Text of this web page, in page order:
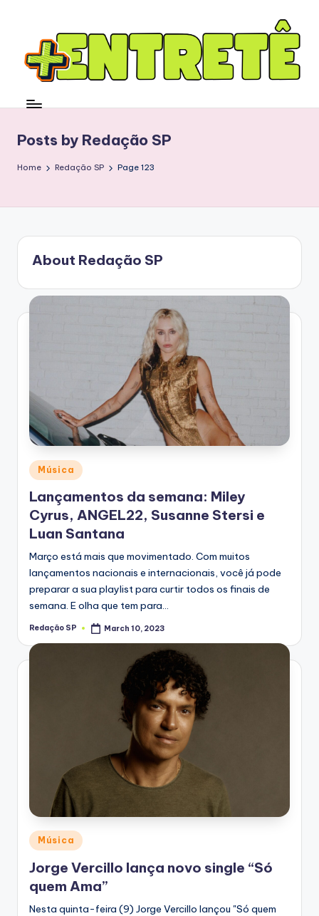
Posts by Redação SP
Home Redação SP Page 123
About Redação SP
Posted
in
Música
Lançamentos da semana: Miley
Cyrus, ANGEL22, Susanne Stersi e
Luan Santana
Março está mais que movimentado. Com muitos
lançamentos nacionais e internacionais, você já pode
preparar a sua playlist para curtir todos os finais de
semana. E olha que tem para…
Posted
Redação SP March 10, 2023
Posted
in
Música
Jorge Vercillo lança novo single “Só
quem Ama”
Nesta quinta-feira (9) Jorge Vercillo lançou "Só quem